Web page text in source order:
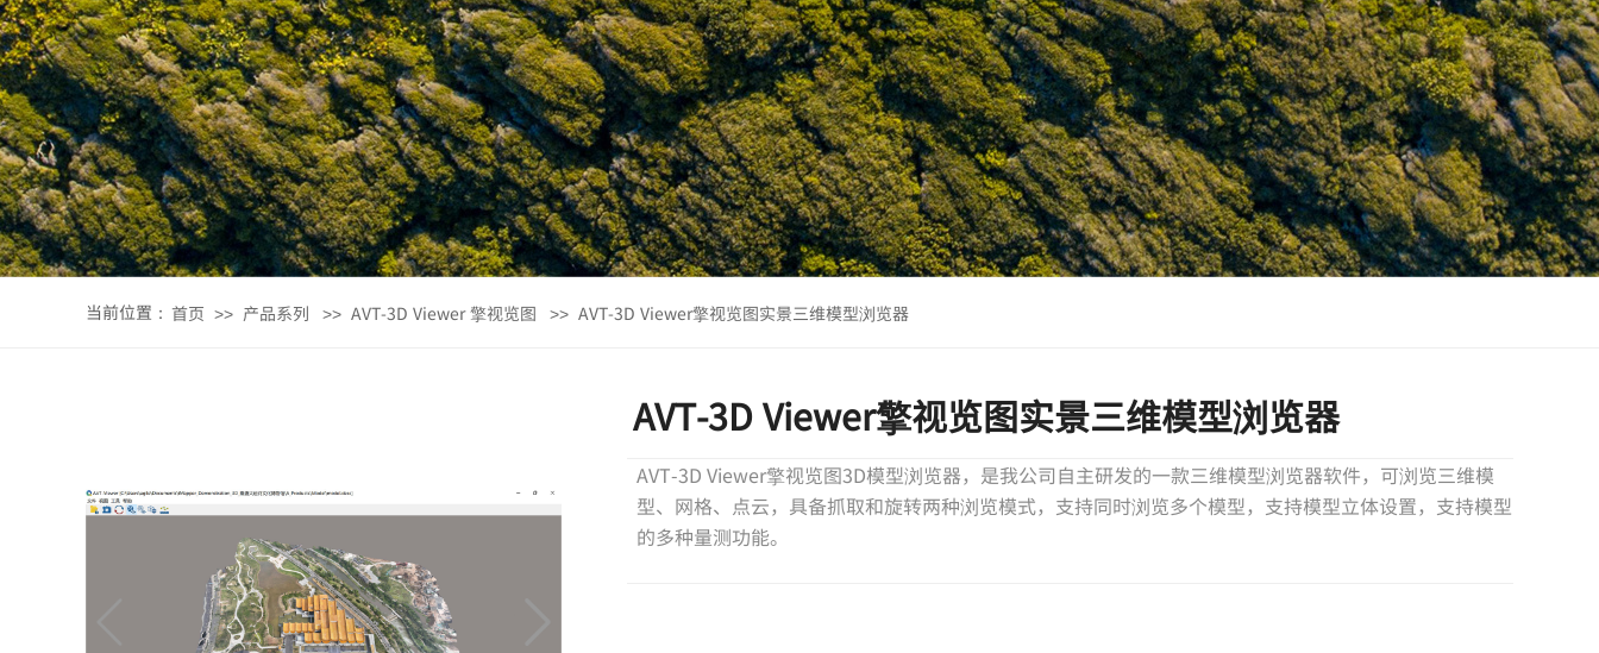
首页 >> 产品系列 >> AVT-3D Viewer 擎视览图 >> AVT-3D Viewer擎视览图实景三维模型浏览器
当前位置：
AVT-3D Viewer擎视览图实景三维模型浏览器
AVT-3D Viewer擎视览图3D模型浏览器，是我公司自主研发的一款三维模型浏览器软件，可浏览三维模
型、网格、点云，具备抓取和旋转两种浏览模式，支持同时浏览多个模型，支持模型立体设置，支持模型
的多种量测功能。